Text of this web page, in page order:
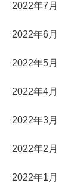
2022年7月
2022年6月
2022年5月
2022年4月
2022年3月
2022年2月
2022年1月